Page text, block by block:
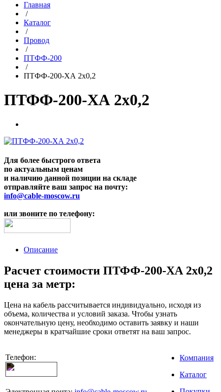
Главная
/
Каталог
/
Провод
/
ПТФФ-200
/
ПТФФ-200-ХА 2х0,2
ПТФФ-200-ХА 2х0,2
Для более быстрого ответа
по актуальным ценам
и наличию данной позиции на складе
отправляйте ваш запрос на почту:
info@cable-moscow.ru
или звоните по телефону:
Описание
Расчет стоимости ПТФФ-200-ХА 2х0,2
цена за метр:
Цена на кабель рассчитывается индивидуально, исходя из
объема, количества и условий заказа. Чтобы узнать
окончательную цену, необходимо оставить заявку и наши
менеджеры в кратчайшие сроки ответят на ваш запрос.
Телефон:
Компания
Каталог